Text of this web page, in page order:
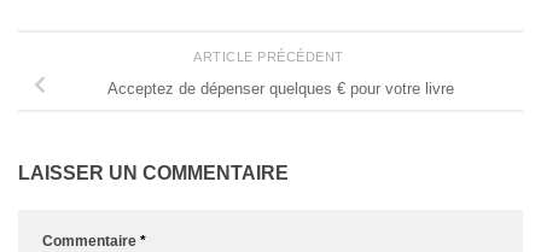
ARTICLE PRÉCÉDENT
Acceptez de dépenser quelques € pour votre livre
LAISSER UN COMMENTAIRE
Commentaire *